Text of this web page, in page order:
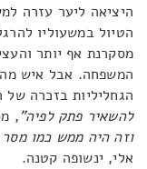
היציאה ליער עזרה
הטיול במשעוליו
מסקרנת אף יותר
המשפחה. אבל איש
הגחליליות בזכרה
להשאיר פתק לפיה",
וזה היה ממש כמו
אלי, ינשופה קטנה.